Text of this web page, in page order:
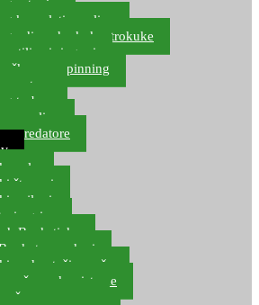
setovi
kompleti varalica
udice, dvokuke, trokuke
vrtilice i ringovi
škare za spinning
pastrve
torbe
varalice
predatore
role
štapovi
najloni
ugriza
Banksticks
rakete, markeri
podmetači, mreže
za šaranske sisteme
šarana, amura